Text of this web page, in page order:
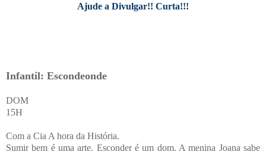
Ajude a Divulgar!! Curta!!!
Infantil: Escondeonde
DOM
15H
Com a Cia A hora da História.
Sumir bem é uma arte. Esconder é um dom. A menina Joana sabe